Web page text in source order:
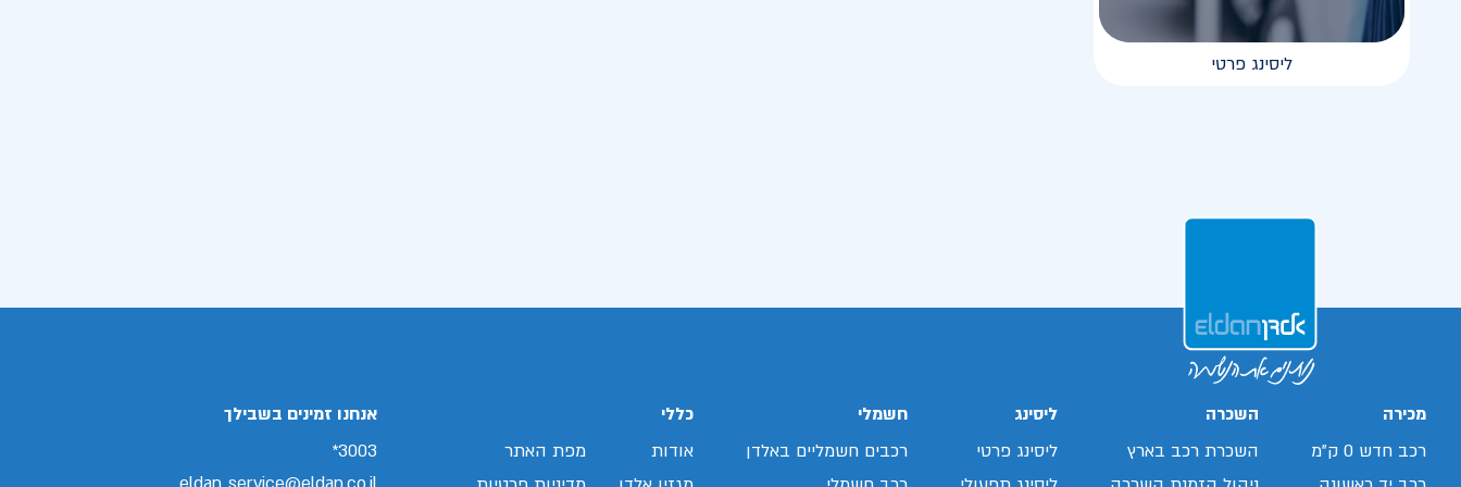
ליסינג פרטי
מכירה
רכב חדש 0 ק"מ
השכרה
השכרת רכב בארץ
ליסינג
ליסינג פרטי
חשמלי
רכבים חשמליים באלדן
כללי
אודות
מפת האתר
אנחנו זמינים בשבילך
3003*